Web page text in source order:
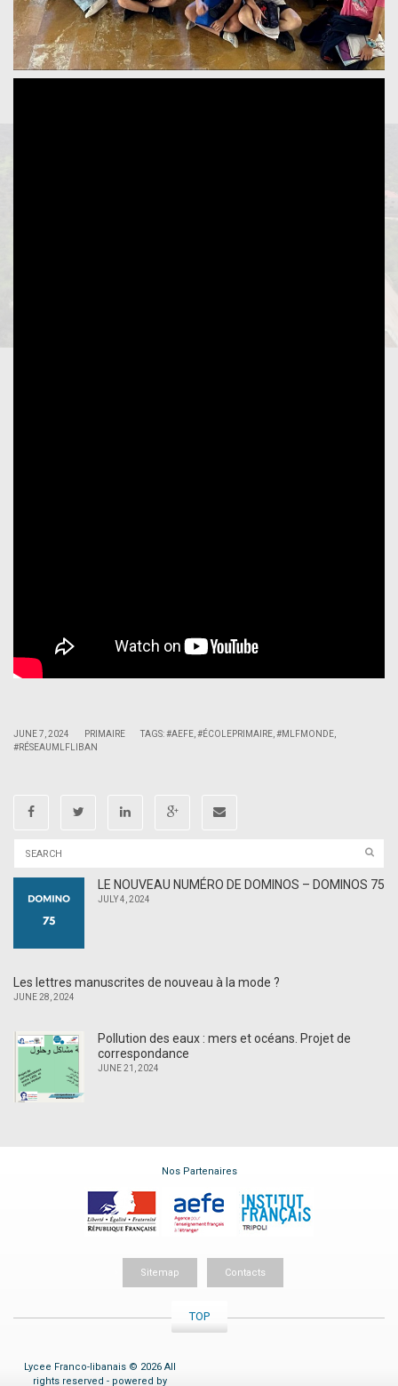
JUNE 7, 2024 PRIMAIRE TAGS:#AEFE,#ÉCOLEPRIMAIRE,#MLFMONDE,
#RÉSEAUMLFLIBAN
LE NOUVEAU NUMÉRO DE DOMINOS – DOMINOS 75
JULY 4, 2024
Les lettres manuscrites de nouveau à la mode ?
JUNE 28, 2024
Pollution des eaux : mers et océans. Projet de
correspondance
JUNE 21, 2024
Nos Partenaires
Sitemap Contacts
TOP
Lycee Franco-libanais © 2026 All
rights reserved - powered by